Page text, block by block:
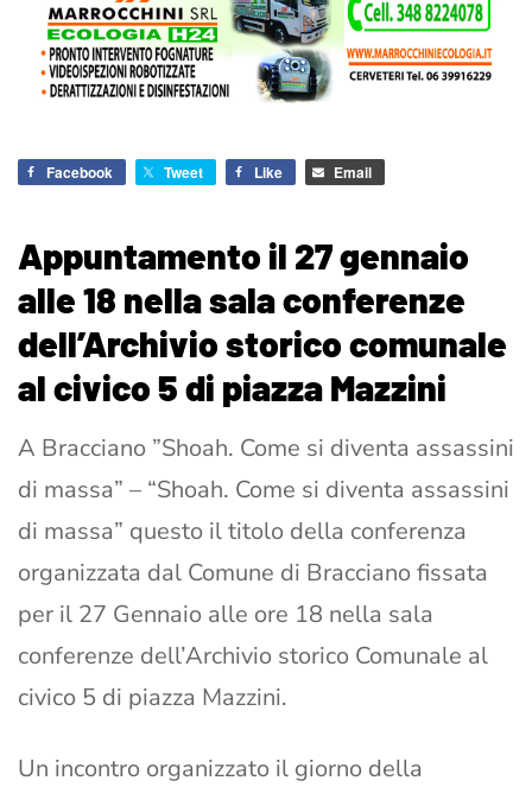
Facebook Tweet Like Email
Appuntamento il 27 gennaio
alle 18 nella sala conferenze
dell’Archivio storico comunale
al civico 5 di piazza Mazzini
A Bracciano ”Shoah. Come si diventa assassini
di massa” – “Shoah. Come si diventa assassini
di massa” questo il titolo della conferenza
organizzata dal Comune di Bracciano fissata
per il 27 Gennaio alle ore 18 nella sala
conferenze dell’Archivio storico Comunale al
civico 5 di piazza Mazzini.
Un incontro organizzato il giorno della